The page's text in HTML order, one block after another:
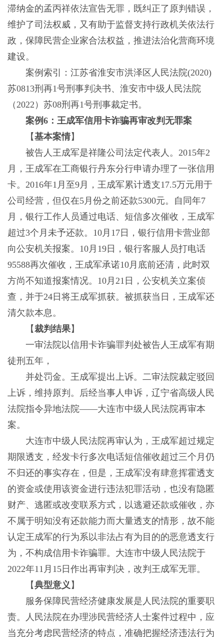
滞纳金的孟丙祥依法宣告无罪，既纠正了原判错误，
维护了司法权威，又有助于监督支持行政机关依法行
政，保障民营企业家合法权益，推进法治化营商环境
建设。
案例索引：江苏省淮安市洪泽区人民法院(2020)
苏0813刑再1号刑事判决书、淮安市中级人民法院
（2022）苏08刑再1号刑事裁定书。
案例6：王成军信用卡诈骗再审改判无罪案
【基本案情】
被告人王成军是祥隆公司法定代表人。2015年2
月，王成军在工商银行丹东分行申请办理了一张信用
卡。2016年1月至9月，王成军累计透支17.5万元用于
公司经营，但仅在5月份之前还款5300元。自同年7
月，银行工作人员通过电话、短信多次催收，王成军
超过3个月未予还款。10月17日，银行信用卡营业部
向公安机关报案。10月19日，银行客服人员打电话
95588再次催收，王成军承诺10月底前还清，此时双
方尚不知道报案情况。10月21日，公安机关立案侦
查，并于24日将王成军抓获。被抓获当日，王成军还
清欠款本息。
【裁判结果】
一审法院以信用卡诈骗罪判处被告人王成军有期
徒刑五年，
并处罚金。王成军提出上诉。二审法院裁定驳回
上诉，维持原判。后经当事人申诉，辽宁省高级人民
法院指令异地法院——大连市中级人民法院再审本
案。
大连市中级人民法院再审认为，王成军超过规定
期限透支，经发卡行多次电话短信催收超过三个月仍
不归还的事实存在，但是，王成军没有肆意挥霍透支
的资金或使用该资金进行违法犯罪活动，也没有隐匿
财产、逃匿或改变联系方式，以逃避还款或催收，亦
不属于明知没有还款能力而大量透支的情形，故不能
认定王成军的行为系以非法占有为目的的恶意透支行
为，不构成信用卡诈骗罪。大连市中级人民法院于
2022年11月15日作出再审判决，改判王成军无罪。
【典型意义 】
服务保障民营经济健康发展是人民法院的重要职
责。人民法院在办理涉民营经济人士案件过程中，应
当充分考虑民营经济的特点，准确把握经济违法行为